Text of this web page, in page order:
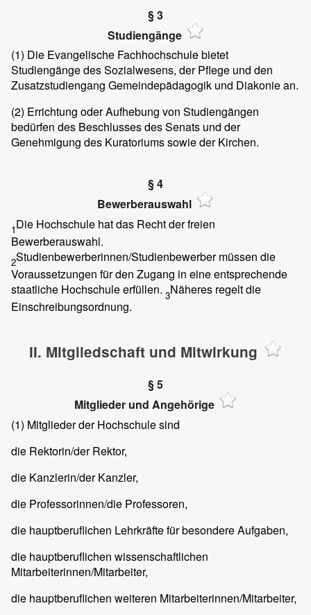
§ 3
Studiengänge
(1) Die Evangelische Fachhochschule bietet
Studiengänge des Sozialwesens, der Pflege und den
Zusatzstudiengang Gemeindepädagogik und Diakonie an.
(2) Errichtung oder Aufhebung von Studiengängen
bedürfen des Beschlusses des Senats und der
Genehmigung des Kuratoriums sowie der Kirchen.
§ 4
Bewerberauswahl
1Die Hochschule hat das Recht der freien
Bewerberauswahl.
2Studienbewerberinnen/Studienbewerber müssen die
Voraussetzungen für den Zugang in eine entsprechende
staatliche Hochschule erfüllen. 3Näheres regelt die
Einschreibungsordnung.
II. Mitgliedschaft und Mitwirkung
§ 5
Mitglieder und Angehörige
(1) Mitglieder der Hochschule sind
die Rektorin/der Rektor,
die Kanzlerin/der Kanzler,
die Professorinnen/die Professoren,
die hauptberuflichen Lehrkräfte für besondere Aufgaben,
die hauptberuflichen wissenschaftlichen
Mitarbeiterinnen/Mitarbeiter,
die hauptberuflichen weiteren Mitarbeiterinnen/Mitarbeiter,